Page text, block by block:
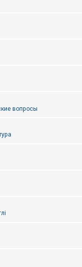
вопросы